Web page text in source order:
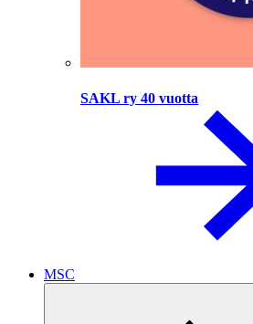
SAKL ry 40 vuotta
MSC